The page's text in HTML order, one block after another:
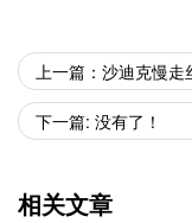
上一篇：沙迪克慢
下一篇: 没有了！
相关文章